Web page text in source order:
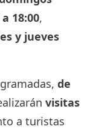
18:00,
y jueves
de
visitas
a turistas